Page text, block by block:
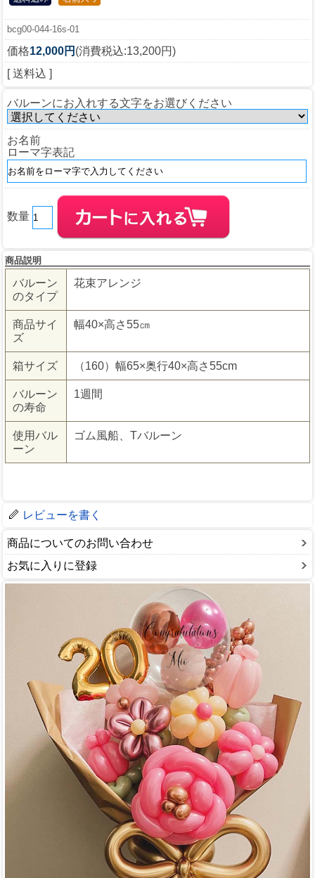
bcg00-044-16s-01
価格12,000円 (消費税込:13,200円)
[ 送料込 ]
バルーンにお入れする文字をお選びください
お名前
ローマ字表記
数量
商品説明
バルーン
のタイプ
花束アレンジ
商品サイ
ズ
幅40×高さ55㎝
箱サイズ （160）幅65×奥行40×高さ55cm
バルーン
の寿命
1週間
使用バル
ーン
ゴム風船、Tバルーン
レビューを書く
商品についてのお問い合わせ
お気に入りに登録